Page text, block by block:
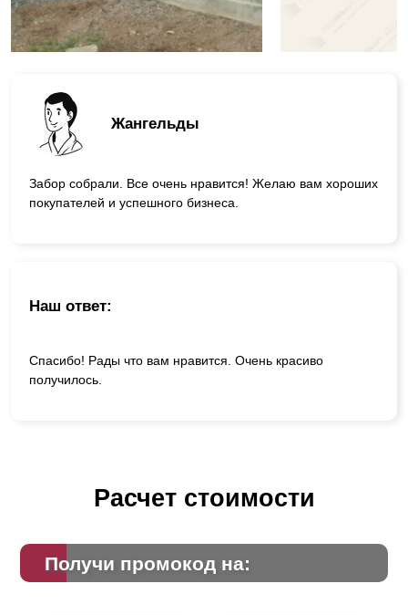
Жангельды
Забор собрали. Все очень нравится! Желаю вам хороших
покупателей и успешного бизнеса.
Наш ответ:
Спасибо! Рады что вам нравится. Очень красиво
получилось.
Расчет стоимости
Получи промокод на: